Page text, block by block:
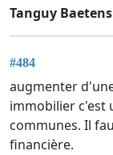
Tanguy Baetens
#484
augmenter
immobilier c'est
communes. Il
financière.